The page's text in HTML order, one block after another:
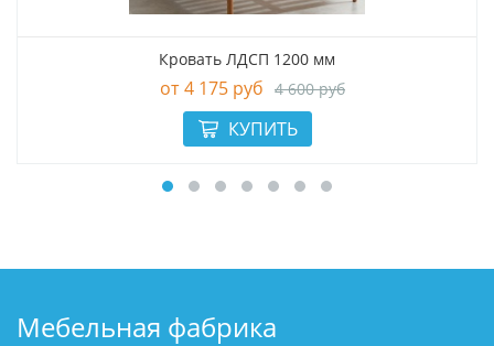
Кровать ЛДСП 1200 мм
4 175 руб 4 600 руб
Мебельная фабрика